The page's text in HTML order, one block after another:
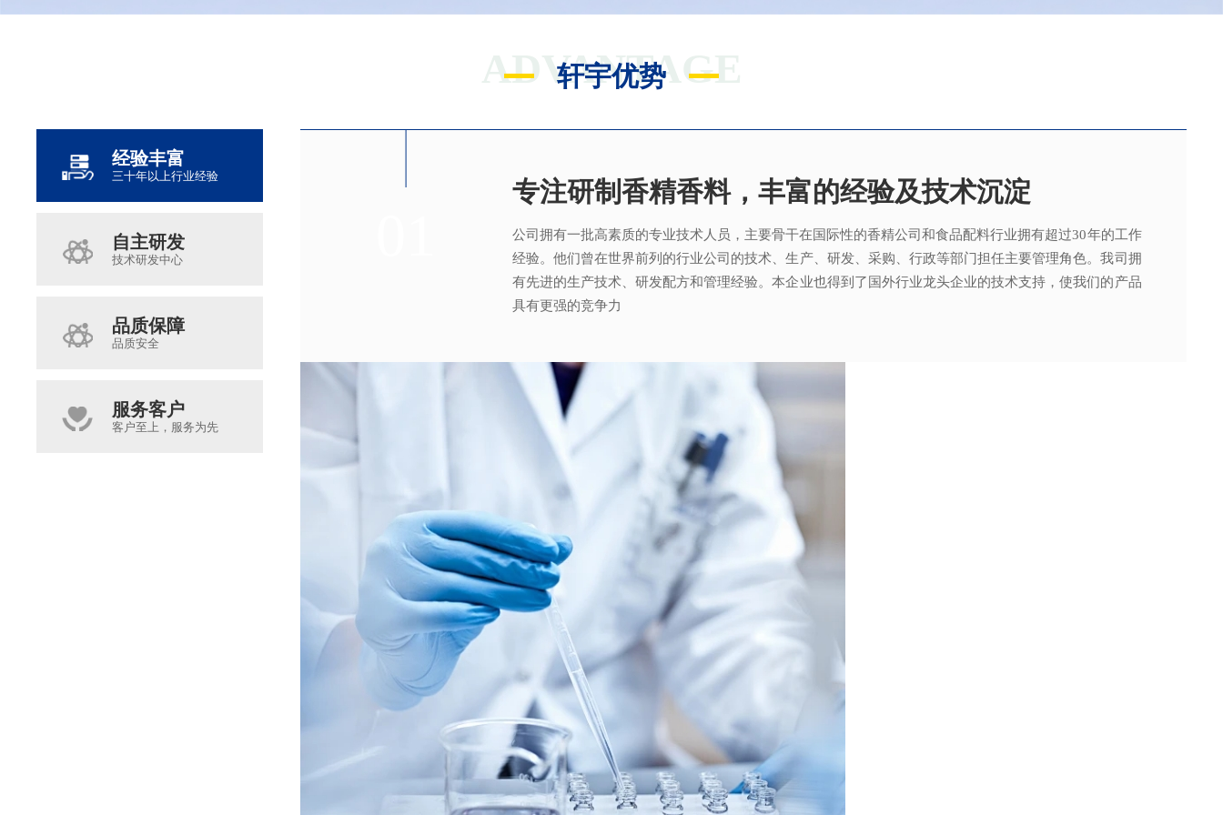
ADVANTAGE
轩宇优势
经验丰富
三十年以上行业经验
自主研发
技术研发中心
品质保障
品质安全
服务客户
客户至上，服务为先
专注研制香精香料，丰富的经验及技术沉淀
公司拥有一批高素质的专业技术人员，主要骨干在国际性的香精公司和食品配料行业拥有超过30年的工作
经验。他们曾在世界前列的行业公司的技术、生产、研发、采购、行政等部门担任主要管理角色。我司拥
有先进的生产技术、研发配方和管理经验。本企业也得到了国外行业龙头企业的技术支持，使我们的产品
具有更强的竞争力
满足客户不同的调香需求
拥有独立的香精香料技术研发实验室和生产车间，可为客户提供适合、满意，高性价比的高品质香精。
完善的质量管理体系
从2005年起，公司就建立了国际认可的ISO9001：2015质量管理体系及ISO22000：2018 食品安全管理体
系，为所有产品质量稳定性及食用安全性保驾护航。
真心酿香味 芬芳传五洲
轩宇的应用及技术服务中心，汇聚了多位优秀的技术工程师从事香精香料在各类产品中的开发应用，能高
效地针对客户需求打造不同产品，满 足客户对提高其产品质量以及缩短交货期的需求。